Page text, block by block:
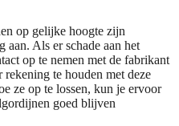
op gelijke hoogte zijn
aan. Als er schade aan het
op te nemen met de fabrikant
te houden met deze
ze op te lossen, kun je ervoor
goed blijven